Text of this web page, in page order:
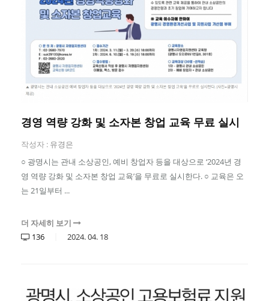
경영 역량 강화 및 소자본 창업 교육 무료 실시
작성자 : 유경은
○ 광명시는 관내 소상공인, 예비 창업자 등을 대상으로 ‘2024년 경
영 역량 강화 및 소자본 창업 교육’을 무료로 실시한다. ○ 교육은 오
는 21일부터 ...
더 자세히 보기
136
2024.04. 18